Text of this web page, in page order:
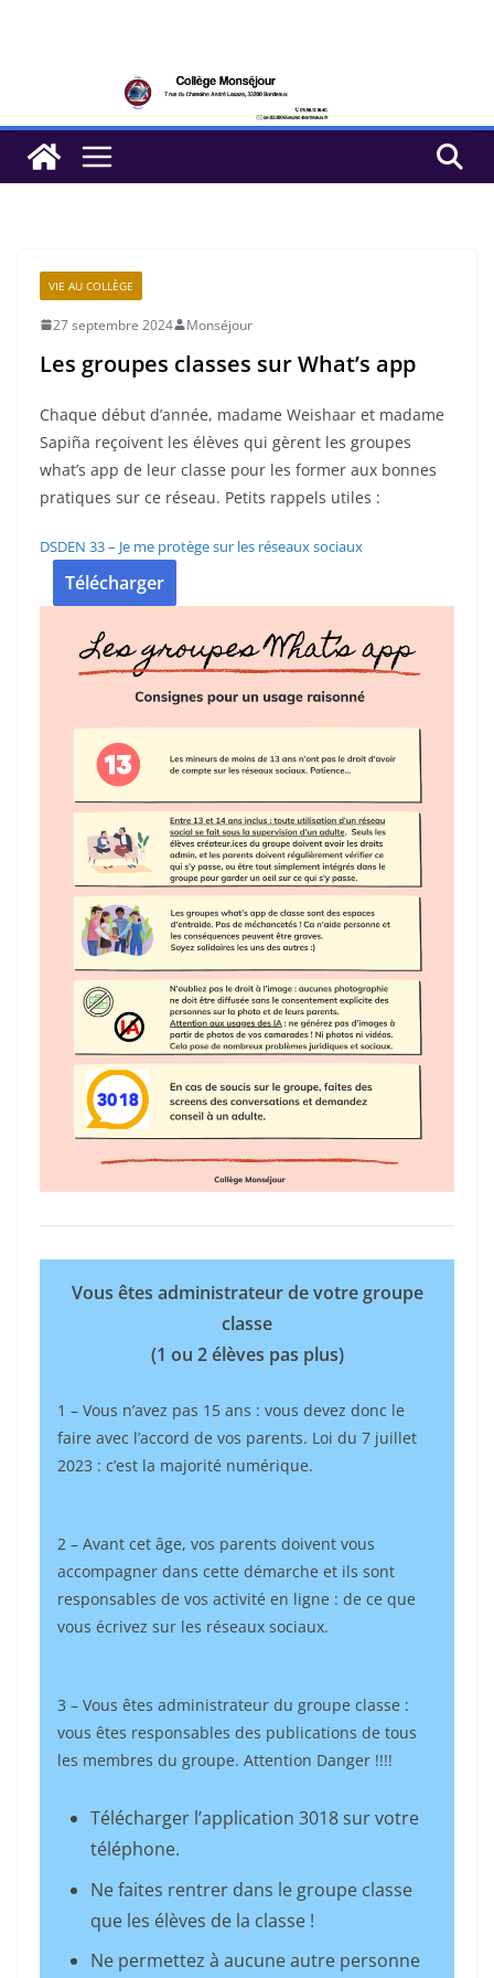
VIE AU COLLÈGE
27 septembre 2024 Monséjour
Les groupes classes sur What’s app
Chaque début d’année, madame Weishaar et madame
Sapiña reçoivent les élèves qui gèrent les groupes
what’s app de leur classe pour les former aux bonnes
pratiques sur ce réseau. Petits rappels utiles :
DSDEN 33 – Je me protège sur les réseaux sociaux
Télécharger
Vous êtes administrateur de votre groupe
classe
(1 ou 2 élèves pas plus)
1 – Vous n’avez pas 15 ans : vous devez donc le
faire avec l’accord de vos parents. Loi du 7 juillet
2023 : c’est la majorité numérique.
2 – Avant cet âge, vos parents doivent vous
accompagner dans cette démarche et ils sont
responsables de vos activité en ligne : de ce que
vous écrivez sur les réseaux sociaux.
3 – Vous êtes administrateur du groupe classe :
vous êtes responsables des publications de tous
les membres du groupe. Attention Danger !!!!
Télécharger l’application 3018 sur votre
téléphone.
Ne faites rentrer dans le groupe classe
que les élèves de la classe !
Ne permettez à aucune autre personne